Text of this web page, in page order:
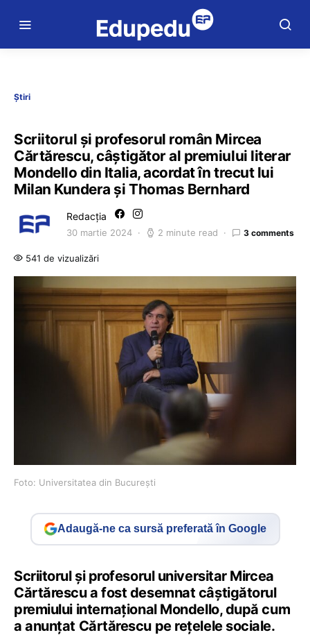
Știri
Scriitorul și profesorul român Mircea
Cărtărescu, câștigător al premiului literar
Mondello din Italia, acordat în trecut lui
Milan Kundera și Thomas Bernhard
Redacția
30 martie 2024 2 minute read 3 comments
541 de vizualizări
Foto: Universitatea din București
Adaugă-ne ca sursă preferată în Google
Scriitorul și profesorul universitar Mircea
Cărtărescu a fost desemnat câștigătorul
premiului internațional Mondello, după cum
a anunțat Cărtărescu pe rețelele sociale.